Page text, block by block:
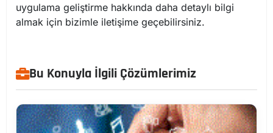
uygulama geliştirme hakkında daha detaylı bilgi
almak için bizimle iletişime geçebilirsiniz.
Bu Konuyla İlgili Çözümlerimiz